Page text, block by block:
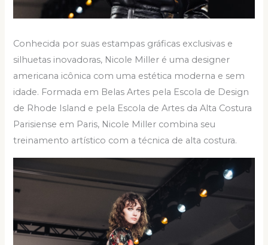
Conhecida por suas estampas gráficas exclusivas e
silhuetas inovadoras, Nicole Miller é uma designer
americana icônica com uma estética moderna e sem
idade. Formada em Belas Artes pela Escola de Design
de Rhode Island e pela Escola de Artes da Alta Costura
Parisiense em Paris, Nicole Miller combina seu
treinamento artístico com a técnica de alta costura.